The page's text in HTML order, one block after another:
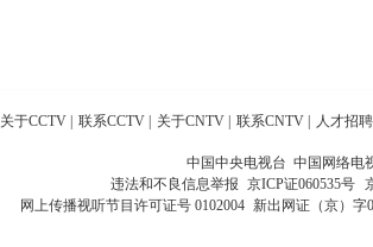
关于CCTV 联系CCTV 关于CNTV 联系CNTV 人才招聘
中国中央电视台 中国网络电
违法和不良信息举报 京ICP证060535号
网上传播视听节目许可证号 0102004 新出网证（京）